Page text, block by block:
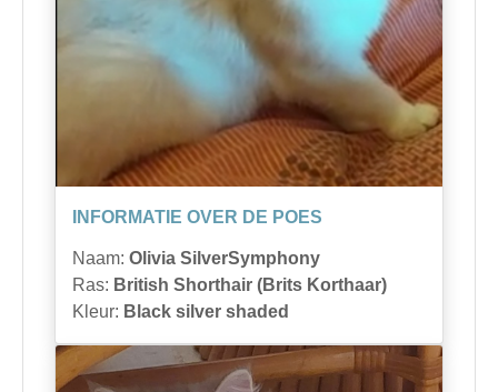
INFORMATIE OVER DE POES
Naam: Olivia SilverSymphony
Ras: British Shorthair (Brits Korthaar)
Kleur: Black silver shaded